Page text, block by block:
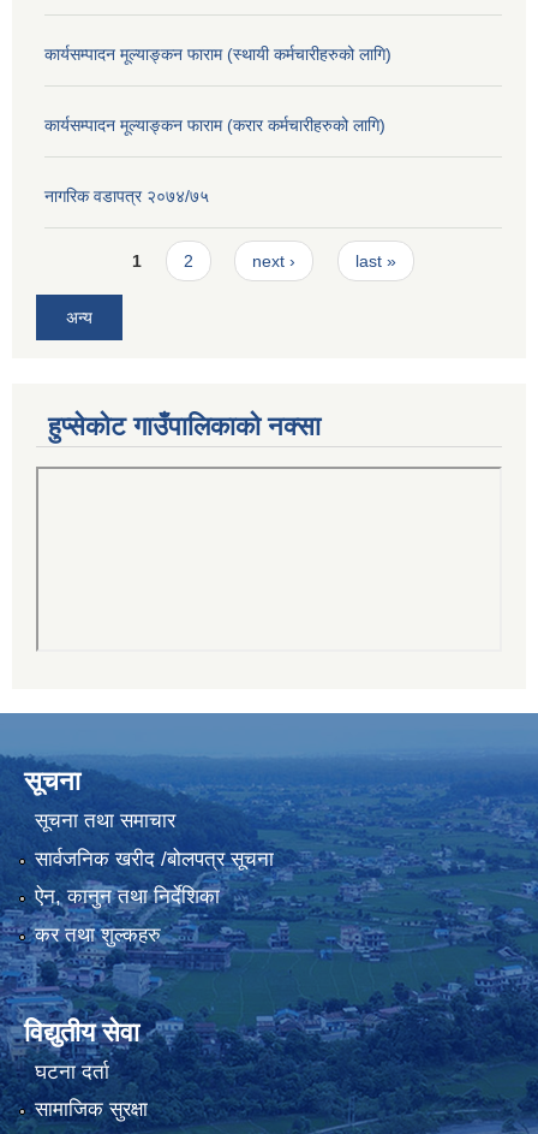
कार्यसम्पादन मूल्याङ्कन फाराम (स्थायी कर्मचारीहरुको लागि)
कार्यसम्पादन मूल्याङ्कन फाराम (करार कर्मचारीहरुको लागि)
नागरिक वडापत्र २०७४/७५
Pages1 2 next › last »
अन्य
हुप्सेकोट गाउँपालिकाको नक्सा
सूचना
सूचना तथा समाचार
सार्वजनिक खरीद /बोलपत्र सूचना
ऐन, कानुन तथा निर्देशिका
कर तथा शुल्कहरु
विद्युतीय सेवा
घटना दर्ता
सामाजिक सुरक्षा